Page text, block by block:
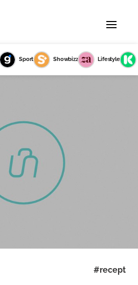
Sport Showbizz Lifestyle
#recept